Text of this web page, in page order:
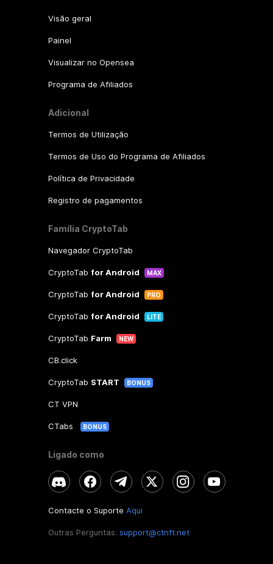
Visão geral
Painel
Visualizar no Opensea
Programa de Afiliados
Adicional
Termos de Utilização
Termos de Uso do Programa de Afiliados
Política de Privacidade
Registro de pagamentos
Família CryptoTab
Navegador CryptoTab
CryptoTab for Android MAX
CryptoTab for Android PRO
CryptoTab for Android LITE
CryptoTab Farm NEW
CB.click
CryptoTab START BONUS
CT VPN
CTabs BONUS
Ligado como
Contacte o Suporte Aqui
Outras Perguntas: support@ctnft.net